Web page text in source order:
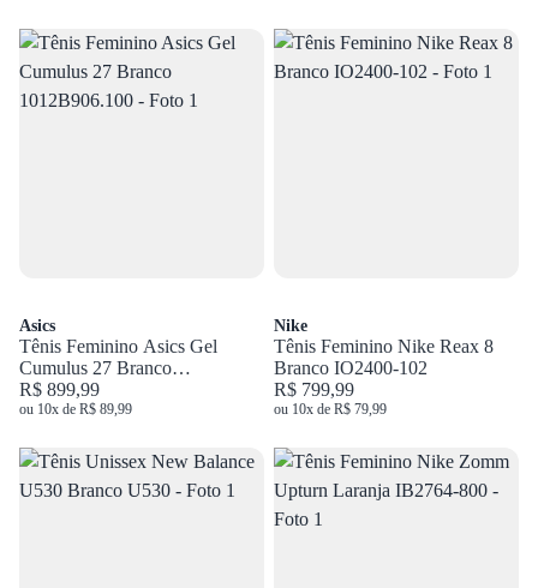
Asics
Tênis Feminino Asics Gel
Cumulus 27 Branco
1012B906.100
R$ 899,99
ou 10x de R$ 89,99
Nike
Tênis Feminino Nike Reax 8
Branco IO2400-102
R$ 799,99
ou 10x de R$ 79,99